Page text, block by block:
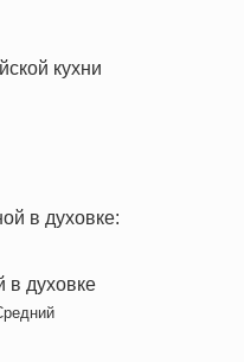
кухни
в духовке